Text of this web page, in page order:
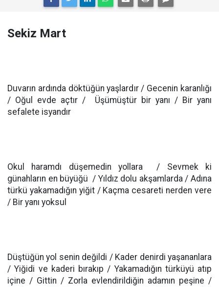
Sekiz Mart
Duvarın ardında döktüğün yaşlardır / Gecenin karanlığı
/ Oğul evde açtır / Üşümüştür bir yanı / Bir yanı
sefalete isyandır
Okul haramdı düşemedin yollara / Sevmek ki
günahların en büyüğü / Yıldız dolu akşamlarda / Adına
türkü yakamadığın yiğit / Kaçma cesareti nerden vere
/ Bir yanı yoksul
Düştüğün yol senin değildi / Kader denirdi yaşananlara
/ Yiğidi ve kaderi bırakıp / Yakamadığın türküyü atıp
içine / Gittin / Zorla evlendirildiğin adamın peşine /